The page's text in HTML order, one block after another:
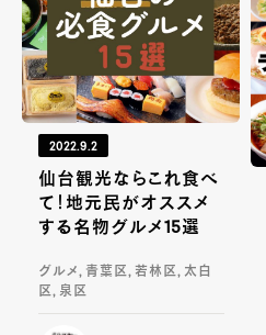
2022.9.2
仙台観光ならこれ食べ
て！地元民がオススメ
する名物グルメ15選
グルメ, 青葉区, 若林区, 太白
区, 泉区